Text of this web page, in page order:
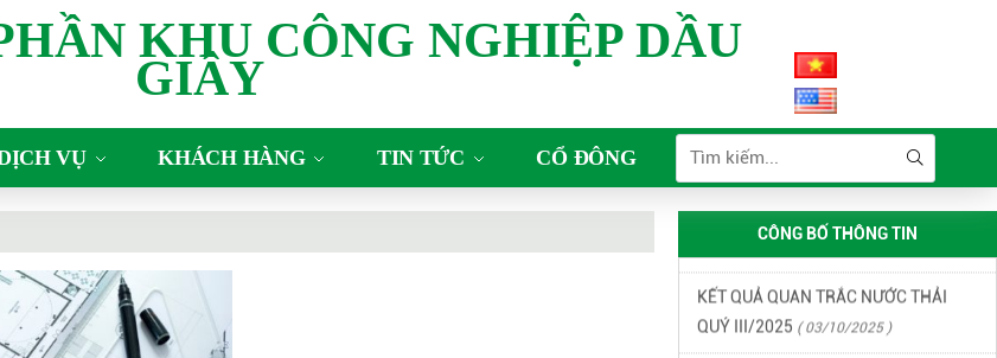
KHU CÔNG NGHIỆP DẦU
GIÂY
VỤ KHÁCH HÀNG TIN TỨC CỔ ĐÔNG
CÔNG BỐ THÔNG TIN
KẾT QUẢ QUAN TRẮC MÔI TRƯỜNG
QUÝ 2 NĂM 2026 ( 15/06/2026 )
KẾT QUẢ QUAN TRẮC MÔI TRƯỜNG
QUÝ 1 NĂM 2026
( 22/04/2026 )
KẾT QUẢ QUAN TRẮC NƯỚC THẢI
QUÝ IV/2025 ( 18/12/2025 )
KẾT QUẢ QUAN TRẮC NƯỚC THẢI
QUÝ III/2025 ( 03/10/2025 )